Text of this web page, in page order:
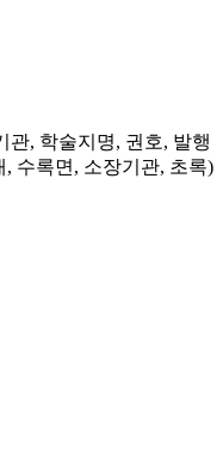
관, 학술지명, 권호, 발행
수록면, 소장기관, 초록)